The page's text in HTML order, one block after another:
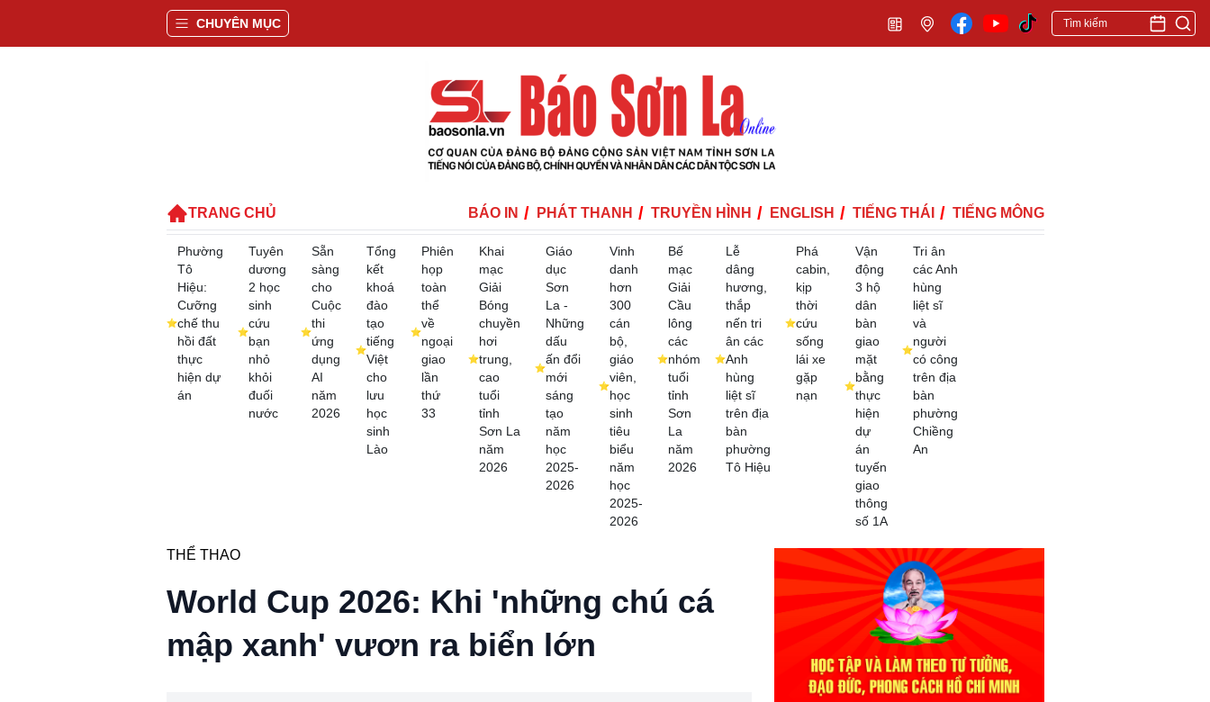
CHUYÊN MỤC
TRANG CHỦ BÁO IN PHÁT THANH TRUYỀN HÌNH ENGLISH TIẾNG THÁI TIẾNG MÔNG
Phường
Tô
Hiệu:
Cưỡng
chế thu
hồi đất
thực
hiện dự
án
Tuyên
dương
2 học
sinh
cứu
bạn
nhỏ
khỏi
đuối
nước
Sẵn
sàng
cho
Cuộc
thi
ứng
dụng
AI
năm
2026
Tổng
kết
khoá
đào
tạo
tiếng
Việt
cho
lưu
học
sinh
Lào
Phiên
họp
toàn
thể
về
ngoại
giao
lần
thứ
33
Khai
mạc
Giải
Bóng
chuyền
hơi
trung,
cao
tuổi
tỉnh
Sơn La
năm
2026
Giáo
dục
Sơn
La -
Những
dấu
ấn đổi
mới
sáng
tạo
năm
học
2025-
2026
Vinh
danh
hơn
300
cán
bộ,
giáo
viên,
học
sinh
tiêu
biểu
năm
học
2025-
2026
Bế
mạc
Giải
Cầu
lông
các
nhóm
tuổi
tỉnh
Sơn
La
năm
2026
Lễ
dâng
hương,
thắp
nến tri
ân các
Anh
hùng
liệt sĩ
trên địa
bàn
phường
Tô Hiệu
Phá
cabin,
kịp
thời
cứu
sống
lái xe
gặp
nạn
Vận
động
3 hộ
dân
bàn
giao
mặt
bằng
thực
hiện
dự
án
tuyến
giao
thông
số 1A
Tri ân
các Anh
hùng
liệt sĩ
và
người
có công
trên địa
bàn
phường
Chiềng
An
THỂ THAO
World Cup 2026: Khi 'những chú cá
mập xanh' vươn ra biển lớn